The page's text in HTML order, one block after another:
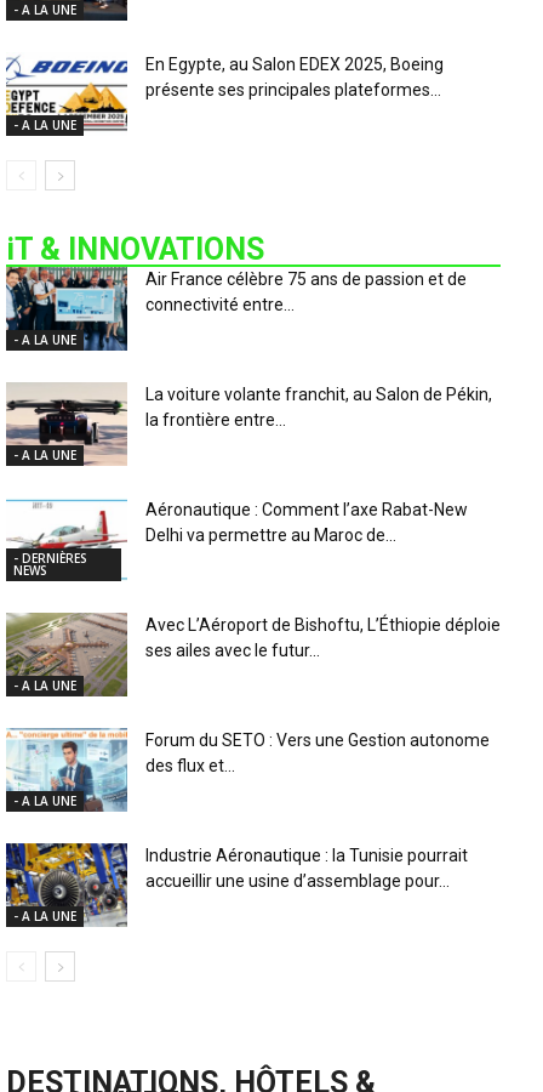
- A LA UNE
- A LA UNE
En Egypte, au Salon EDEX 2025, Boeing
présente ses principales plateformes...
iT & INNOVATIONS
- A LA UNE
Air France célèbre 75 ans de passion et de
connectivité entre...
- A LA UNE
La voiture volante franchit, au Salon de Pékin,
la frontière entre...
- DERNIÈRES
NEWS
Aéronautique : Comment l’axe Rabat-New
Delhi va permettre au Maroc de...
- A LA UNE
Avec L’Aéroport de Bishoftu, L’Éthiopie déploie
ses ailes avec le futur...
- A LA UNE
Forum du SETO : Vers une Gestion autonome
des flux et...
- A LA UNE
Industrie Aéronautique : la Tunisie pourrait
accueillir une usine d’assemblage pour...
DESTINATIONS, HÔTELS &